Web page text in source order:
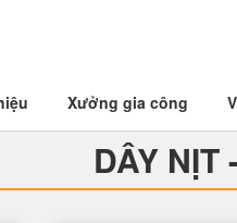
Xưởng gia công
DÂY NỊT